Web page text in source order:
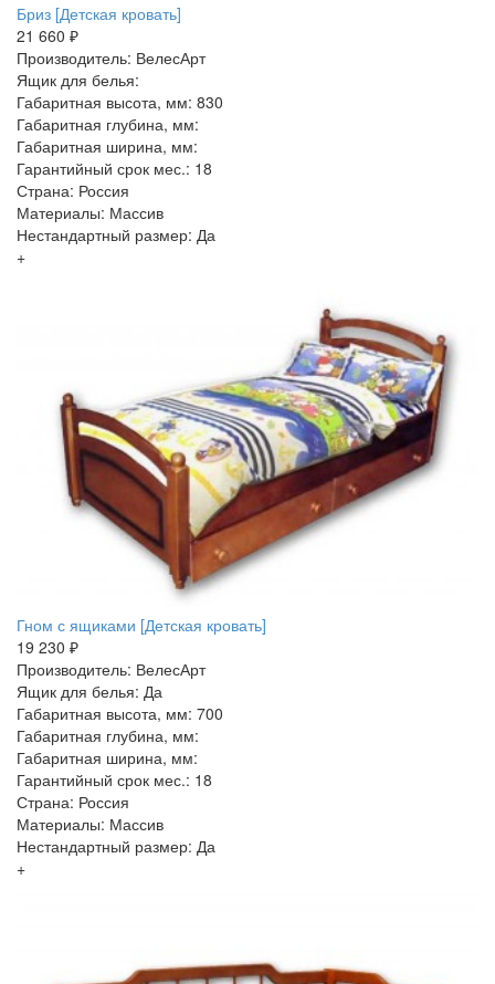
Бриз [Детская кровать]
21 660 ₽
Производитель: ВелесАрт
Ящик для белья:
Габаритная высота, мм: 830
Габаритная глубина, мм:
Габаритная ширина, мм:
Гарантийный срок мес.: 18
Страна: Россия
Материалы: Массив
Нестандартный размер: Да
+
Гном с ящиками [Детская кровать]
19 230 ₽
Производитель: ВелесАрт
Ящик для белья: Да
Габаритная высота, мм: 700
Габаритная глубина, мм:
Габаритная ширина, мм:
Гарантийный срок мес.: 18
Страна: Россия
Материалы: Массив
Нестандартный размер: Да
+